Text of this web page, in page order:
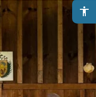
accessibility